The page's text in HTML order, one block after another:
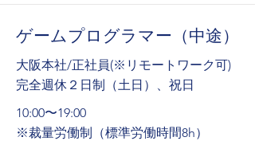
ゲームプログラマー（中途）
大阪本社/正社員(※リモートワーク可)
完全週休２日制（土日）、祝日
10:00〜19:00
※裁量労働制（標準労働時間8h）